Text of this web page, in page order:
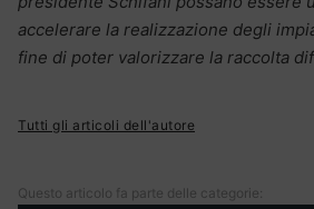
accelerare la realizzazione degli
fine di poter valorizzare la raccolta
Tutti gli articoli dell'autore
Questo articolo fa parte delle categorie: